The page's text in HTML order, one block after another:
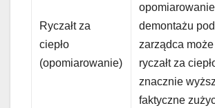
Ryczałt za
ciepło
(opomiarowanie)
demontażu
zarządca
ryczałt za
znacznie
faktyczne